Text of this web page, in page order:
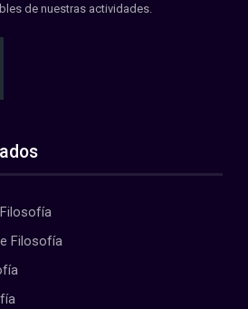
de nuestras actividades.
Filosofía